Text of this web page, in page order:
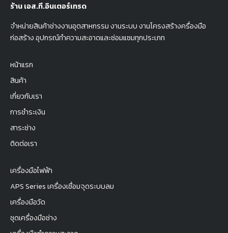
ร้าน เอส.ที.อินเตอร์เทรด
จำหน่ายสินค้าช่างงานอุตสาหกรรม งานระบบ งานโครงสร้างครื่องมือ
ก่อสร้าง อุปกรณ์ทำความสะอาดและซ่อมแซมทุกประเภท
หน้าแรก
สินค้า
เกี่ยวกับเรา
การชำระเงิน
สาระช่าง
ติดต่อเรา
เครื่องมือไฟฟ้า
APS Series เครื่องเชื่อมจุดระบบลม
เครื่องมือวัด
ชุดเครื่องมือช่าง